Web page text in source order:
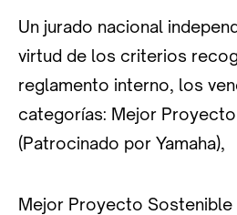
Un jurado nacional
virtud de los criterios
reglamento interno, los
categorías: Mejor
(Patrocinado por Yamaha),
Mejor Proyecto Sostenible